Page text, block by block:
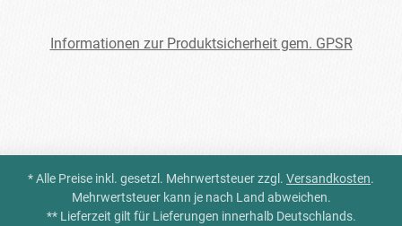
Informationen zur Produktsicherheit gem. GPSR
* Alle Preise inkl. gesetzl. Mehrwertsteuer zzgl. Versandkosten.
Mehrwertsteuer kann je nach Land abweichen.
** Lieferzeit gilt für Lieferungen innerhalb Deutschlands.